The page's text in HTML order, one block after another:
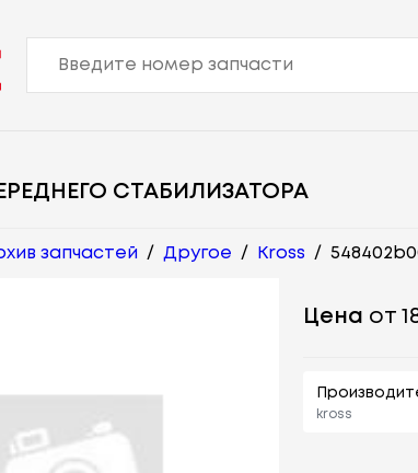
СТАБИЛИЗАТОРА
запчастей / Другое / Kross /
Цена от
kross